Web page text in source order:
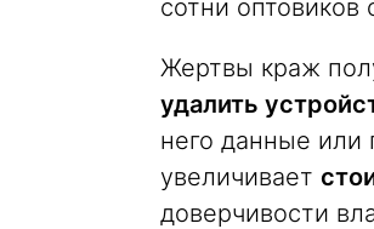
сотни
Жертвы краж
удалить
него данные или
увеличивает
доверчивости